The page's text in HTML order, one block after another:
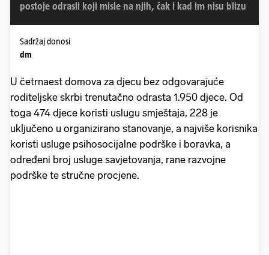
postoje odrasli koji misle na njih, čak i kad im nisu blizu
Sadržaj donosi
dm
U četrnaest domova za djecu bez odgovarajuće
roditeljske skrbi trenutačno odrasta 1.950 djece. Od
toga 474 djece koristi uslugu smještaja, 228 je
uključeno u organizirano stanovanje, a najviše korisnika
koristi usluge psihosocijalne podrške i boravka, a
određeni broj usluge savjetovanja, rane razvojne
podrške te stručne procjene.